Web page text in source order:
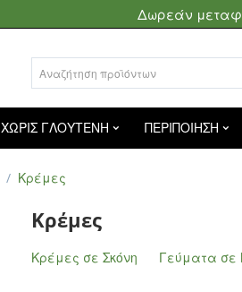
Δωρεάν
ΧΩΡΙΣ ΓΛΟΥΤΕΝΗ ΠΕΡΙΠΟΙΗΣΗ
/ Κρέμες
Κρέμες
Κρέμες σε Σκόνη Γεύματα σε